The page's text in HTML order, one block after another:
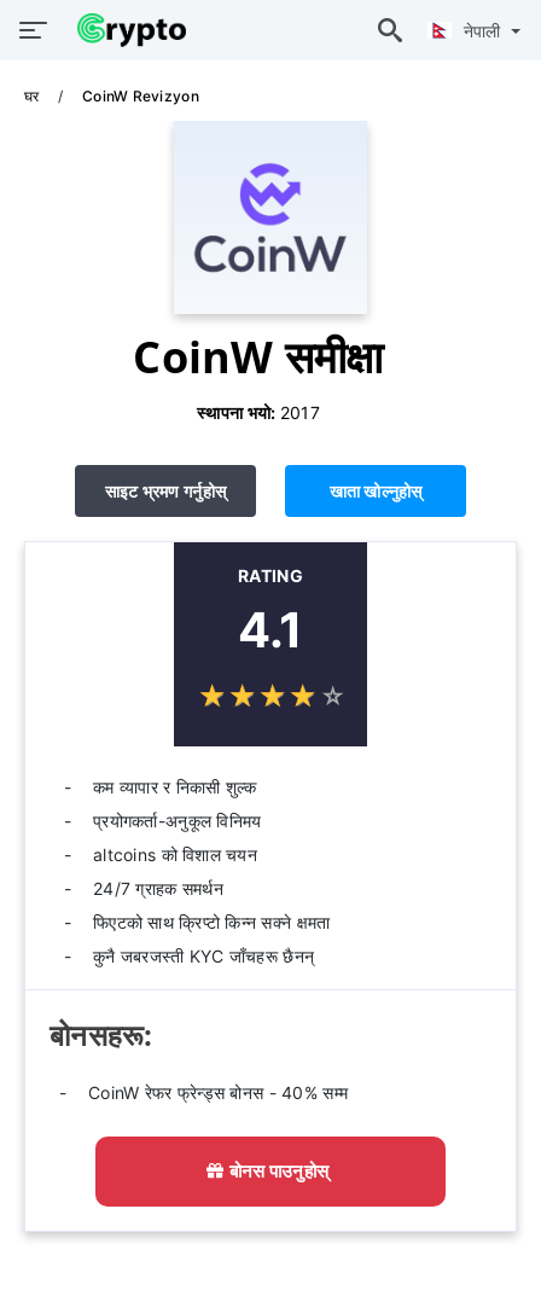
नेपाली
घर CoinW Revizyon
CoinW समीक्षा
स्थापना भयो: 2017
साइट भ्रमण गर्नुहोस् खाता खोल्नुहोस्
RATING
4.1
☆☆☆☆ ☆
★★★★ ★
कम व्यापार र निकासी शुल्क
प्रयोगकर्ता-अनुकूल विनिमय
altcoins को विशाल चयन
24/7 ग्राहक समर्थन
फिएटको साथ क्रिप्टो किन्न सक्ने क्षमता
कुनै जबरजस्ती KYC जाँचहरू छैनन्
बोनसहरू:
CoinW रेफर फ्रेन्ड्स बोनस - 40% सम्म
बोनस पाउनुहोस्